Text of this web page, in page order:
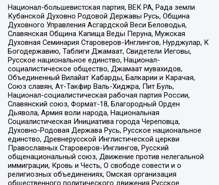
Национал-большевистская партия, ВЕК РА, Рада земли
Кубанской Духовно Родовой Державы Русь, Община
Духовного Управления Асгардской Веси Беловодья,
Славянская Община Капища Веды Перуна, Мужская
Духовная Семинария Староверов-Инглингов, Нурджулар, К
Богодержавию, Таблиги Джамаат, Свидетели Иеговы,
Русское национальное единство, Национал-
социалистическое общество, Джамаат мувахидов,
Объединенный Вилайат Кабарды, Балкарии и Карачая,
Союз славян, Ат-Такфир Валь-Хиджра, Пит Буль,
Национал-социалистическая рабочая партия России,
Славянский союз, Формат-18, Благородный Орден
Дьявола, Армия воли народа, Национальная
Социалистическая Инициатива города Череповца,
Духовно-Родовая Держава Русь, Русское национальное
единство, Древнерусской Инглистической церкви
Православных Староверов-Инглингов, Русский
общенациональный союз, Движение против нелегальной
иммиграции, Кровь и Честь, О свободе совести и о
религиозных объединениях, Омская организация
общественного политического движения Русское